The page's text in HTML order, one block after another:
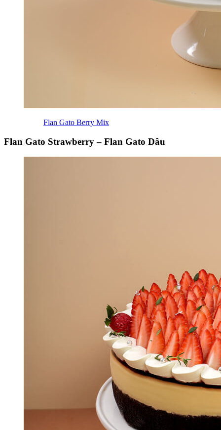
Flan Gato Berry Mix
Flan Gato Strawberry – Flan Gato Dâu